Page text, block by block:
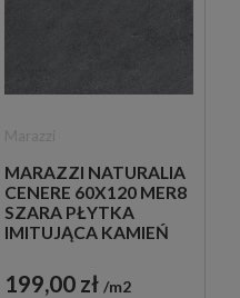
MARAZZI NATURALIA
CENERE 60X120 MER8
SZARA PŁYTKA
IMITUJĄCA KAMIEŃ
199,00 zł m2